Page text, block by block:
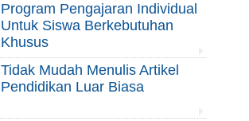
Program Pengajaran Individual
Untuk Siswa Berkebutuhan
Khusus
Tidak Mudah Menulis Artikel
Pendidikan Luar Biasa